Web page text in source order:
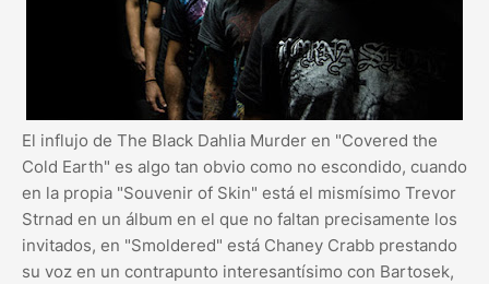
El influjo de The Black Dahlia Murder en "Covered the
Cold Earth" es algo tan obvio como no escondido, cuando
en la propia "Souvenir of Skin" está el mismísimo Trevor
Strnad en un álbum en el que no faltan precisamente los
invitados, en "Smoldered" está Chaney Crabb prestando
su voz en un contrapunto interesantísimo con Bartosek,